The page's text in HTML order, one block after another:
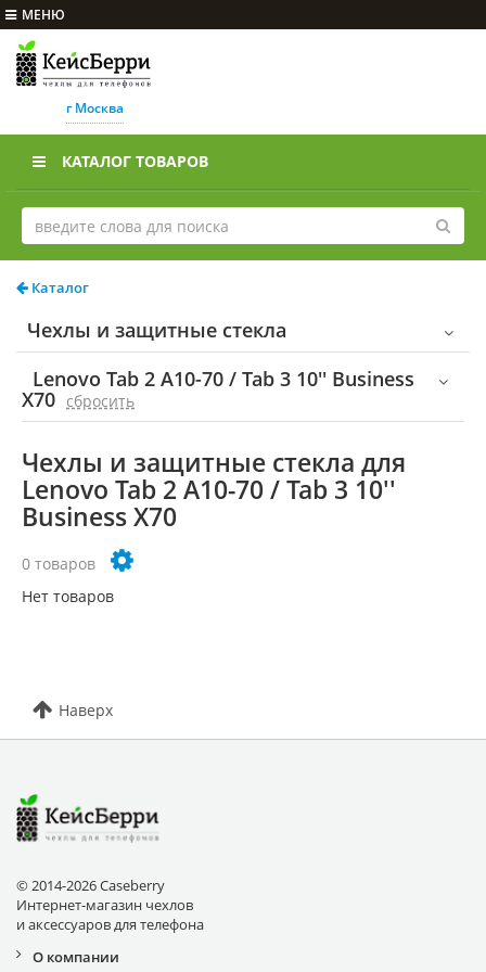
МЕНЮ
г Москва
КАТАЛОГ ТОВАРОВ
Каталог
Чехлы и защитные стекла
Lenovo Tab 2 A10-70 / Tab 3 10'' Business
X70 cбросить
Чехлы и защитные стекла для
Lenovo Tab 2 A10-70 / Tab 3 10''
Business X70
0 товаров
Нет товаров
Наверх
© 2014-2026 Caseberry
Интернет-магазин чехлов
и аксессуаров для телефона
О компании